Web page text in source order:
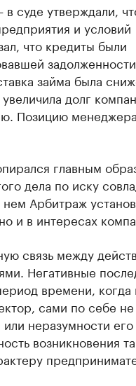
суде утверждали,
и условий
что кредиты были
займа была
долг
Позицию
главным
дела по иску
Арбитраж
и в интересах
связь между
Негативные
времени, когда
сами по себе не
неразумности его
возникновения